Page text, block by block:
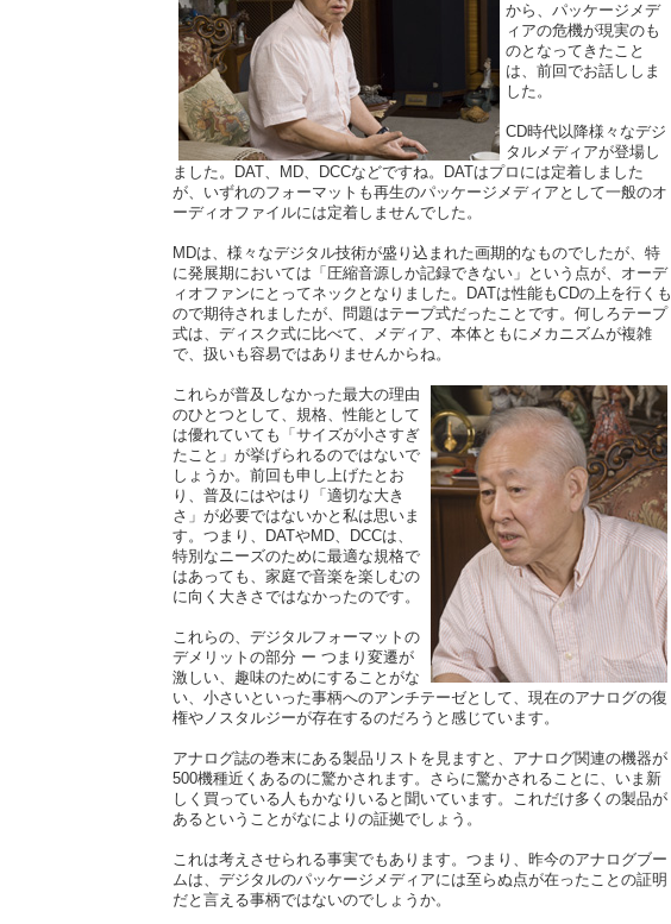
から、パッケージメデ
ィアの危機が現実のも
のとなってきたこと
は、前回でお話ししま
した。
CD時代以降様々なデジ
タルメディアが登場し
ました。DAT、MD、DCCなどですね。DATはプロには定着しました
が、いずれのフォーマットも再生のパッケージメディアとして一般のオ
ーディオファイルには定着しませんでした。
MDは、様々なデジタル技術が盛り込まれた画期的なものでしたが、特
に発展期においては「圧縮音源しか記録できない」という点が、オーデ
ィオファンにとってネックとなりました。DATは性能もCDの上を行くも
ので期待されましたが、問題はテープ式だったことです。何しろテープ
式は、ディスク式に比べて、メディア、本体ともにメカニズムが複雑
で、扱いも容易ではありませんからね。
これらが普及しなかった最大の理由
のひとつとして、規格、性能として
は優れていても「サイズが小さすぎ
たこと」が挙げられるのではないで
しょうか。前回も申し上げたとお
り、普及にはやはり「適切な大き
さ」が必要ではないかと私は思いま
す。つまり、DATやMD、DCCは、
特別なニーズのために最適な規格で
はあっても、家庭で音楽を楽しむの
に向く大きさではなかったのです。
これらの、デジタルフォーマットの
デメリットの部分 ー つまり変遷が
激しい、趣味のためにすることがな
い、小さいといった事柄へのアンチテーゼとして、現在のアナログの復
権やノスタルジーが存在するのだろうと感じています。
アナログ誌の巻末にある製品リストを見ますと、アナログ関連の機器が
500機種近くあるのに驚かされます。さらに驚かされることに、いま新
しく買っている人もかなりいると聞いています。これだけ多くの製品が
あるということがなによりの証拠でしょう。
これは考えさせられる事実でもあります。つまり、昨今のアナログブー
ムは、デジタルのパッケージメディアには至らぬ点が在ったことの証明
だと言える事柄ではないのでしょうか。